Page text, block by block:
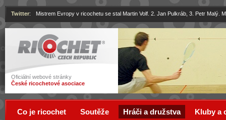
Ricochet
Oficiální webové stránky
České ricochetové asociace
Twitter: Mistrem Evropy v ricochetu se stal Martin Volf. 2. Jan Pulkráb, 3. Petr Malý.
Co je ricochet Soutěže Hráči a družstva Kluby a